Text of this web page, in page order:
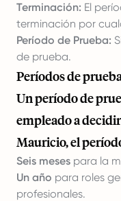
Terminación: El
terminación por
Período de Prueba:
de prueba.
Períodos de
Un período de
empleado a
Mauricio, el
Seis meses para la
Un año para roles
profesionales.